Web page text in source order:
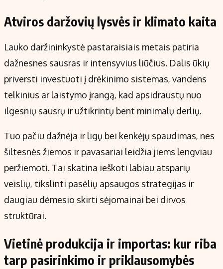
Atviros daržovių lysvės ir klimato kaita
Lauko daržininkystė pastaraisiais metais patiria
dažnesnes sausras ir intensyvius liūčius. Dalis ūkių
priversti investuoti į drėkinimo sistemas, vandens
telkinius ar laistymo įrangą, kad apsidraustų nuo
ilgesnių sausrų ir užtikrintų bent minimalų derlių.
Tuo pačiu dažnėja ir ligų bei kenkėjų spaudimas, nes
šiltesnės žiemos ir pavasariai leidžia jiems lengviau
peržiemoti. Tai skatina ieškoti labiau atsparių
veislių, tikslinti pasėlių apsaugos strategijas ir
daugiau dėmesio skirti sėjomainai bei dirvos
struktūrai.
Vietinė produkcija ir importas: kur riba
tarp pasirinkimo ir priklausomybės